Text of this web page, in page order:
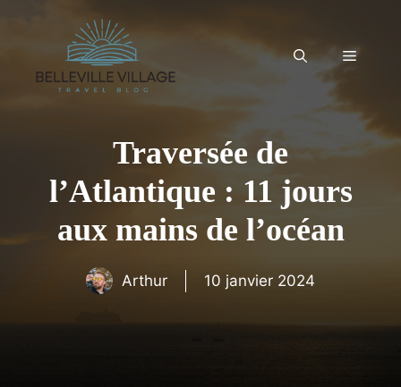
Menu
Traversée de
l’Atlantique : 11 jours
aux mains de l’océan
Arthur 10 janvier 2024